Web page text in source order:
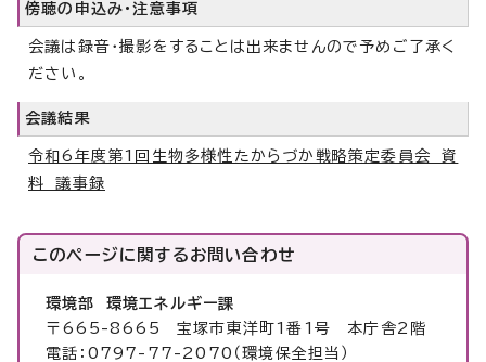
傍聴の申込み・注意事項
会議は録音・撮影をすることは出来ませんので予めご了承く
ださい。
会議結果
令和6年度第1回生物多様性たからづか戦略策定委員会 資
料 議事録
このページに関するお問い合わせ
環境部 環境エネルギー課
〒665-8665 宝塚市東洋町1番1号 本庁舎2階
電話：0797-77-2070（環境保全担当）